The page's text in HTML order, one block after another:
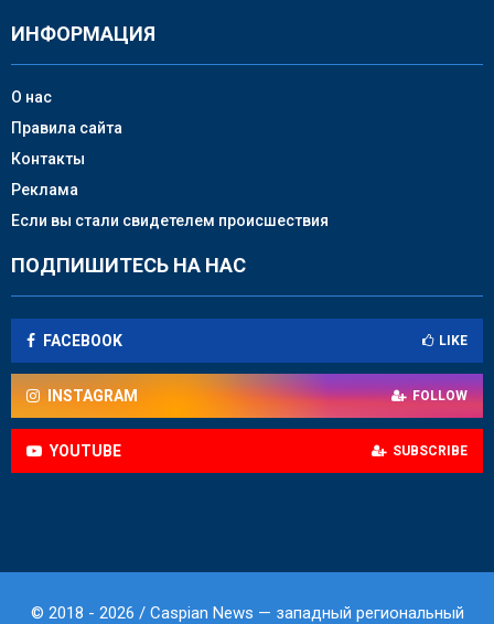
ИНФОРМАЦИЯ
О нас
Правила сайта
Контакты
Реклама
Если вы стали свидетелем происшествия
ПОДПИШИТЕСЬ НА НАС
FACEBOOK LIKE
INSTAGRAM FOLLOW
YOUTUBE SUBSCRIBE
© 2018 - 2026 / Caspian News — западный региональный